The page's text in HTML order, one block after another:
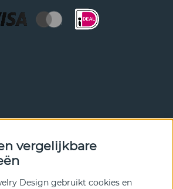
ben je als eerste op de hoogte van
Meld je hieronder aan.
vergelijkbare
Design gebruikt cookies en